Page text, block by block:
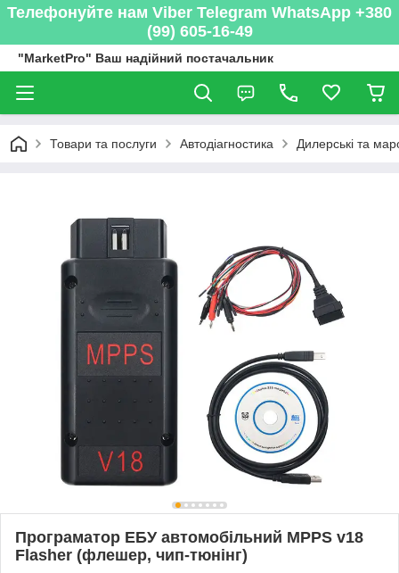
Телефонуйте нам Viber Telegram WhatsApp +380
(99) 605-16-49
"MarketPro" Ваш надійний постачальник
Товари та послуги Автодіагностика Дилерські та
Програматор ЕБУ автомобільний MPPS v18
Flasher (флешер, чип-тюнінг)